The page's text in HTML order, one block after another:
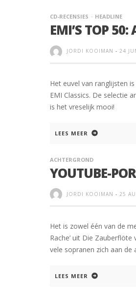
CD-RECENSIES HEADLINE
EMI’S TOP
JORDI KOOIMAN - 24
Het euvel van ranglijsten
EMI Classics. De selectie
is het vreselijk mooi!
LEES MEER
ACHTERGROND
YOUTUBE-
JORDI KOOIMAN - 25
Het is zowel één van de
Rache’ uit Die
vele sopranen zich aan de
LEES MEER